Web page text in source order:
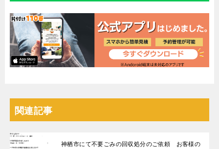
関連記事
神栖市にて不要ごみの回収処分のご依頼 お客様の